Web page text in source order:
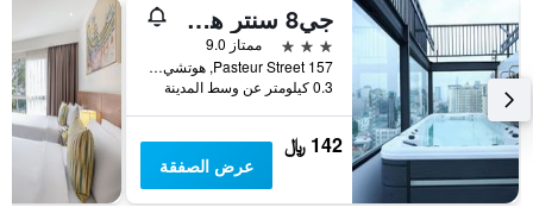
جي8 سنتر هوتل سايجون
3 نجوم
ممتاز 9.0
157 Pasteur Street, هوتشي مين سيتي, فيتنام
0.3 كيلومتر عن وسط المدينة
142 ﷼
عرض الصفقة